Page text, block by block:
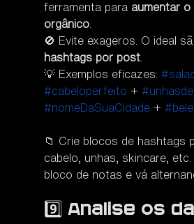
ferramenta para aumentar o
orgânico.
🚫 Evite exageros. O ideal
hashtags por post.
💡 Exemplos eficazes:
#cabeloperfeito +
#nomeDaSuaCidade +
📁 Crie blocos de hashtags
cabelo, unhas, skincare, etc.
bloco de notas e vá
9️⃣ Analise os